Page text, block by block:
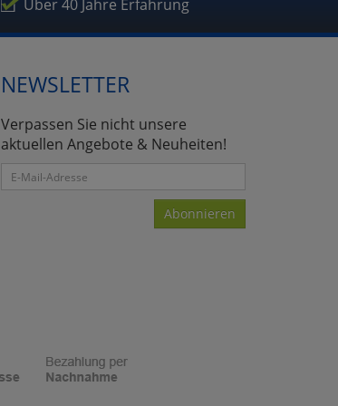
Über 40 Jahre Erfahrung
NEWSLETTER
Verpassen Sie nicht unsere
aktuellen Angebote & Neuheiten!
Abonnieren